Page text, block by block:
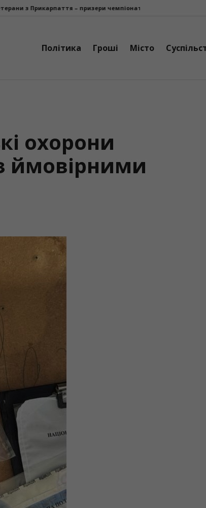
призери чемпіонату України з парастрільби з лука У
Політика Гроші Місто
охорони
ймовірними